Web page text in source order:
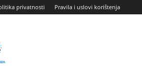
privatnosti Pravila i uslovi korištenja